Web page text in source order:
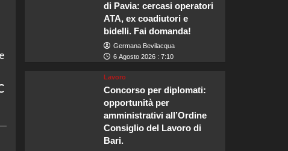
di Pavia: cercasi operatori
ATA, ex coadiutori e
bidelli. Fai domanda!
Germana Bevilacqua
6 Agosto 2026 : 7:10
Lavoro
Concorso per diplomati:
opportunità per
amministrativi all’Ordine
Consiglio del Lavoro di
Bari.